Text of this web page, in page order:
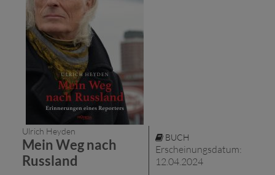
Ulrich Heyden
Mein Weg nach
Russland
BUCH
Erscheinungsdatum:
12.04.2024